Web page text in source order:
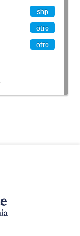
shp
otro
otro